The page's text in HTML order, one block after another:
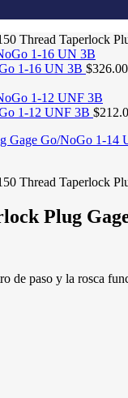
Thread Taperlock
1-16 UN 3B
1-12 UNF 3B
Thread Taperlock
Plug
de paso y la rosca